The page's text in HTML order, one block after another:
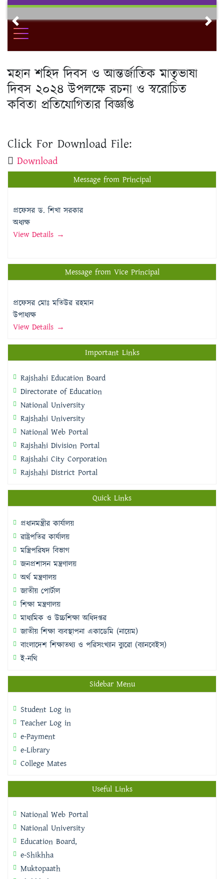
Skip
contentPrevious
মহান শহিদ দিবস ও আন্তর্জাতিক মাতৃভাষা
দিবস ২০২৪ উপলক্ষে রচনা ও স্বরোচিত
কবিতা প্রতিযোগিতার বিজ্ঞপ্তি
Click For Download File:
Download
Message from Principal
প্রফেসর ড. শিখা সরকার
অধ্যক্ষ
View Details →
Message from Vice Principal
প্রফেসর মোঃ মতিউর রহমান
উপাধ্যক্ষ
View Details →
Important Links
Rajshahi Education Board
Directorate of Education
National University
Rajshahi University
National Web Portal
Rajshahi Division Portal
Rajshahi City Corporation
Rajshahi District Portal
Quick Links
প্রধানমন্ত্রীর কার্যালয়
রাষ্ট্রপতির কার্যালয়
মন্ত্রিপরিষদ বিভাগ
জনপ্রশাসন মন্ত্রণালয়
অর্থ মন্ত্রণালয়
জাতীয় পোর্টাল
শিক্ষা মন্ত্রণালয়
মাধ্যমিক ও উচ্চশিক্ষা অধিদপ্তর
জাতীয় শিক্ষা ব্যবস্থাপনা একাডেমি (নায়েম)
বাংলাদেশ শিক্ষাতথ্য ও পরিসংখ্যান ব্যুরো (ব্যানবেইস)
ই-নথি
Sidebar Menu
Student Log in
Teacher Log in
e-Payment
e-Library
College Mates
Useful Links
National Web Portal
National University
Education Board,
e-Shikhha
Muktopaath